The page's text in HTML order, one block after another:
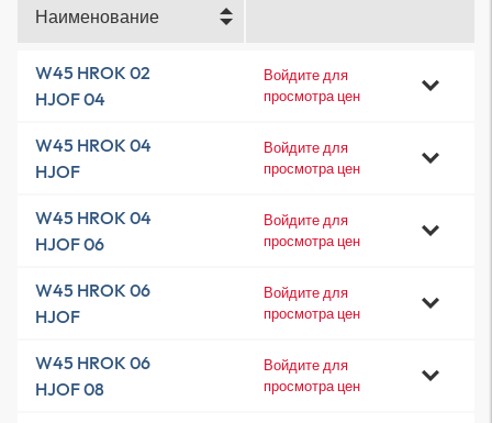
Наименование
W45 HROK 02
HJOF 04
Войдите для
просмотра цен
W45 HROK 04
HJOF
Войдите для
просмотра цен
W45 HROK 04
HJOF 06
Войдите для
просмотра цен
W45 HROK 06
HJOF
Войдите для
просмотра цен
W45 HROK 06
HJOF 08
Войдите для
просмотра цен